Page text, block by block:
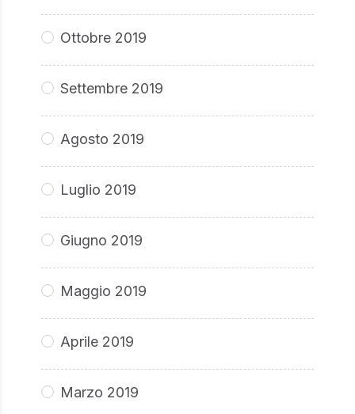
Ottobre 2019
Settembre 2019
Agosto 2019
Luglio 2019
Giugno 2019
Maggio 2019
Aprile 2019
Marzo 2019